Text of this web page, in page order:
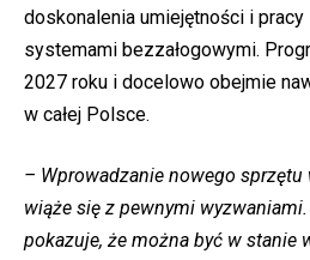
doskonalenia umiejętności i
systemami bezzałogowymi.
2027 roku i docelowo obejmie
w całej Polsce.
– Wprowadzanie nowego
wiąże się z pewnymi
pokazuje, że można być w stanie